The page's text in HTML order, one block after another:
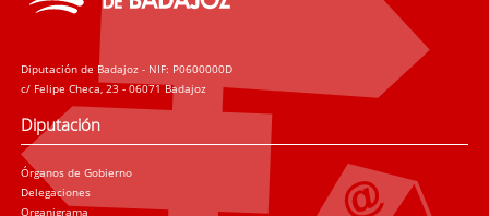
Diputación de Badajoz - NIF: P0600000D
c/ Felipe Checa, 23 - 06071 Badajoz
Diputación
Órganos de Gobierno
Delegaciones
Organigrama